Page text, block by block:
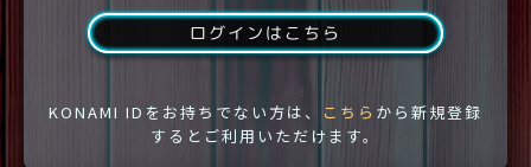
ログインはこちら
KONAMI IDをお持ちでない方は、 こちら から新規登録
するとご利用いただけます。